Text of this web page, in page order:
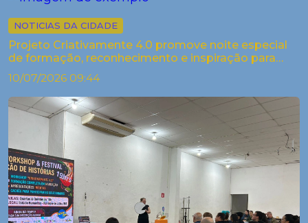
NOTICIAS DA CIDADE
Projeto Criativamente 4.0 promove noite especial
de formação, reconhecimento e inspiração para
artistas de Palestina
10/07/2026 09:44